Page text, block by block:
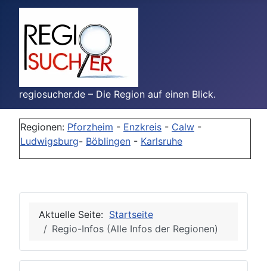
regiosucher.de – Die Region auf einen Blick.
Regionen: Pforzheim - Enzkreis - Calw -
Ludwigsburg- Böblingen - Karlsruhe
Aktuelle Seite: Startseite
Regio-Infos (Alle Infos der Regionen)